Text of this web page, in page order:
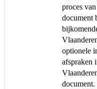
proces
document
optionele
afspraken